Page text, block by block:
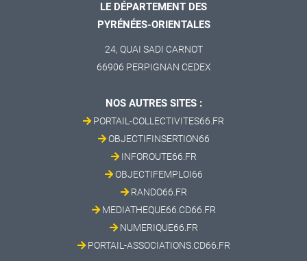
LE DÉPARTEMENT DES
PYRÉNÉES-ORIENTALES
24, QUAI SADI CARNOT
66906 PERPIGNAN CEDEX
NOS AUTRES SITES :
PORTAIL-COLLECTIVITES66.FR
OBJECTIFINSERTION66
INFOROUTE66.FR
OBJECTIFEMPLOI66
RANDO66.FR
MEDIATHEQUE66.CD66.FR
NUMERIQUE66.FR
PORTAIL-ASSOCIATIONS.CD66.FR